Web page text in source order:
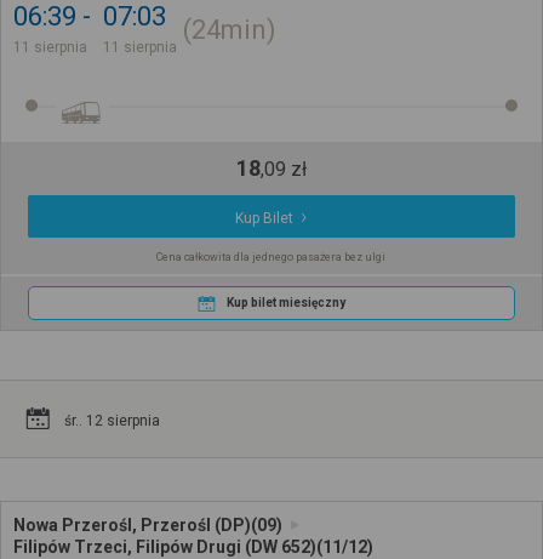
06:39
11 sierpnia
07:03
11 sierpnia
24min
18,09 zł
Kup Bilet
Cena całkowita dla jednego pasażera bez ulgi
Kup bilet miesięczny
śr.. 12 sierpnia
Nowa Przerośl, Przerośl (DP)(09)
Filipów Trzeci, Filipów Drugi (DW 652)(11/12)